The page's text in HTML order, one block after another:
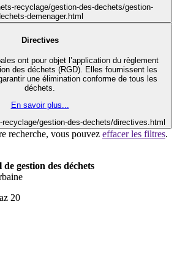
recyclage/gestion-des-dechets/gestion-
demenager.html
Directives
ont pour objet l’application du règlement
des déchets (RGD). Elles fournissent les
une élimination conforme de tous les
déchets.
En savoir plus...
gestion-des-dechets/directives.html
recherche, vous pouvez effacer les filtres.
gestion des déchets
20